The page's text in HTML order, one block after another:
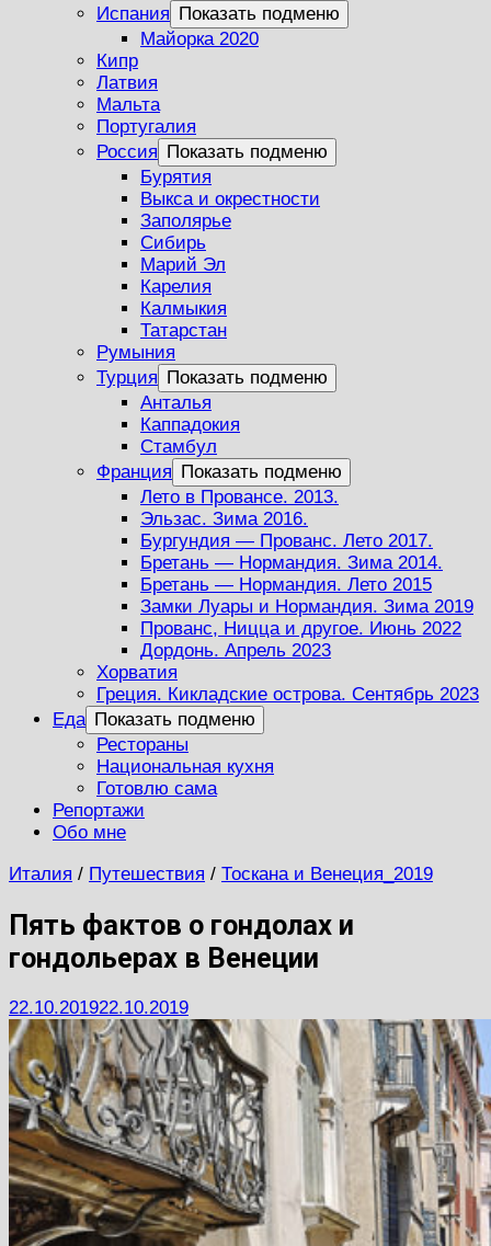
Испания Показать подменю
Майорка 2020
Кипр
Латвия
Мальта
Португалия
Россия Показать подменю
Бурятия
Выкса и окрестности
Заполярье
Сибирь
Марий Эл
Карелия
Калмыкия
Татарстан
Румыния
Турция Показать подменю
Анталья
Каппадокия
Стамбул
Франция Показать подменю
Лето в Провансе. 2013.
Эльзас. Зима 2016.
Бургундия — Прованс. Лето 2017.
Бретань — Нормандия. Зима 2014.
Бретань — Нормандия. Лето 2015
Замки Луары и Нормандия. Зима 2019
Прованс, Ницца и другое. Июнь 2022
Дордонь. Апрель 2023
Хорватия
Греция. Кикладские острова. Сентябрь 2023
Еда Показать подменю
Рестораны
Национальная кухня
Готовлю сама
Репортажи
Обо мне
Италия / Путешествия / Тоскана и Венеция_2019
Пять фактов о гондолах и
гондольерах в Венеции
22.10.201922.10.2019